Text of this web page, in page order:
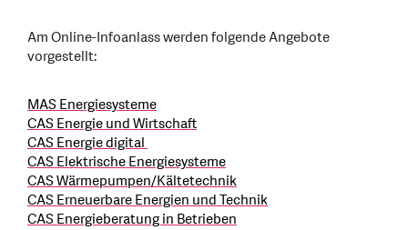
Am Online-Infoanlass werden folgende Angebote
vorgestellt:
MAS Energiesysteme
CAS Energie und Wirtschaft
CAS Energie digital
CAS Elektrische Energiesysteme
CAS Wärmepumpen/Kältetechnik
CAS Erneuerbare Energien und Technik
CAS Energieberatung in Betrieben